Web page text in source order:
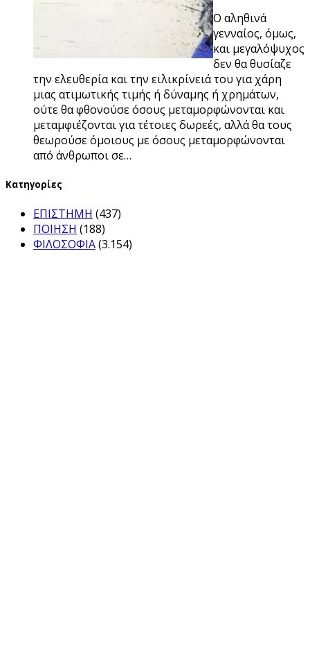
Ο αληθινά
γενναίος, όμως,
και μεγαλόψυχος
δεν θα θυσίαζε
την ελευθερία και την ειλικρίνειά του για χάρη
μιας ατιμωτικής τιμής ή δύναμης ή χρημάτων,
ούτε θα φθονούσε όσους μεταμορφώνονται και
μεταμφιέζονται για τέτοιες δωρεές, αλλά θα τους
θεωρούσε όμοιους με όσους μεταμορφώνονται
από άνθρωποι σε…
Kατηγορίες
ΕΠΙΣΤΗΜΗ (437)
ΠΟΙΗΣΗ (188)
ΦΙΛΟΣΟΦΙΑ(3.154)